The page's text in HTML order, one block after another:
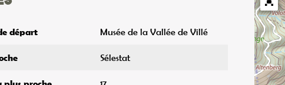
départ Musée de la Vallée de Villé
Sélestat